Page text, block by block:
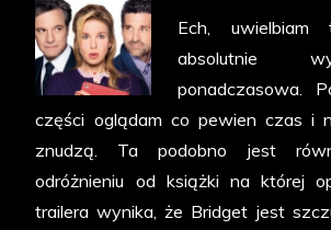
Ech,
absolutnie
ponadczasowa.
części oglądam co pewien czas i
znudzą. Ta podobno jest
odróżnieniu od książki na której
trailera wynika, że Bridget jest